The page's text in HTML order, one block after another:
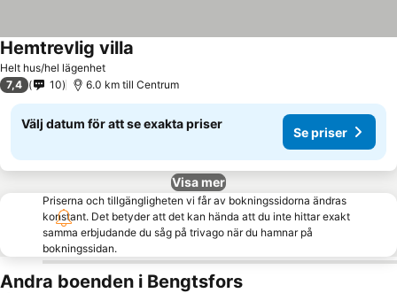
Helt hus/hel lägenhet
Hemtrevlig villa
7,4 10 6.0 km till Centrum
Välj datum för att se exakta priser
Se priser
Visa mer
Priserna och tillgängligheten vi får av bokningssidorna ändras
konstant. Det betyder att det kan hända att du inte hittar exakt
samma erbjudande du såg på trivago när du hamnar på
bokningssidan.
Andra boenden i Bengtsfors